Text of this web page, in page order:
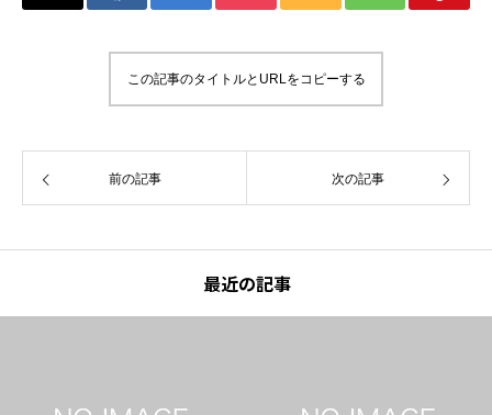
この記事のタイトルとURLをコピーする
前の記事 次の記事
最近の記事